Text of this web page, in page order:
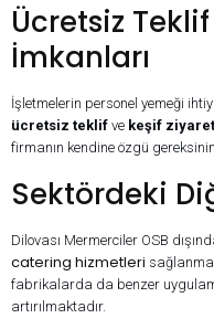
Ücretsiz
İmkanları
İşletmelerin personel yemeği
ücretsiz teklif ve keşif
firmanın kendine özgü
Sektördeki
Dilovası Mermerciler OSB
catering hizmetleri
fabrikalarda da benzer
artırılmaktadır.